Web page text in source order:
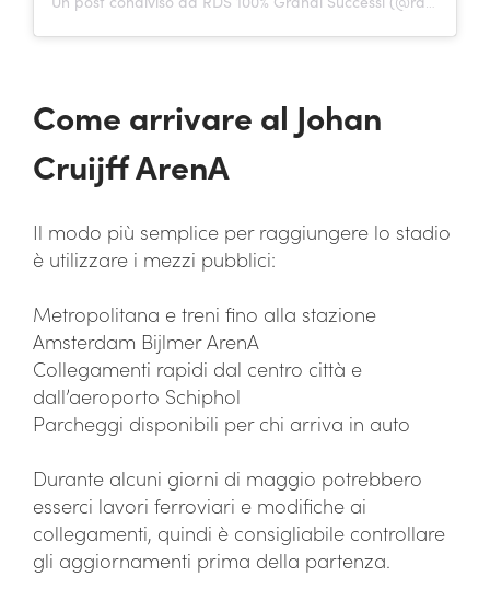
Come arrivare al Johan
Cruijff ArenA
Il modo più semplice per raggiungere lo stadio
è utilizzare i mezzi pubblici:
Metropolitana e treni fino alla stazione
Amsterdam Bijlmer ArenA
Collegamenti rapidi dal centro città e
dall’aeroporto Schiphol
Parcheggi disponibili per chi arriva in auto
Durante alcuni giorni di maggio potrebbero
esserci lavori ferroviari e modifiche ai
collegamenti, quindi è consigliabile controllare
gli aggiornamenti prima della partenza.